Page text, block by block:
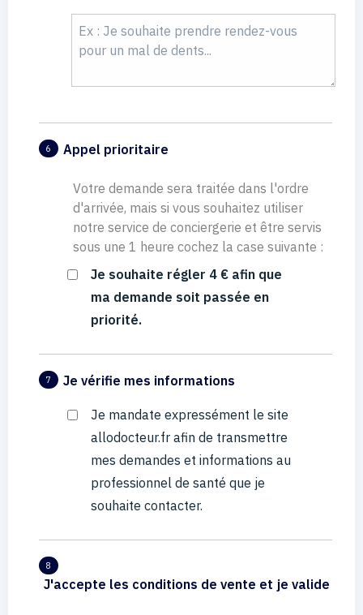
6 Appel prioritaire
Votre demande sera traitée dans l'ordre
d'arrivée, mais si vous souhaitez utiliser
notre service de conciergerie et être servis
sous une 1 heure cochez la case suivante :
Je souhaite régler 4 € afin que
ma demande soit passée en
priorité.
7 Je vérifie mes informations
Je mandate expressément le site
allodocteur.fr afin de transmettre
mes demandes et informations au
professionnel de santé que je
souhaite contacter.
8
J'accepte les conditions de vente et je valide